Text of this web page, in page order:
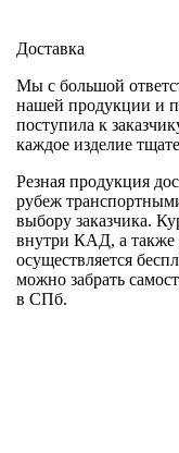
Доставка
Мы с большой
нашей продукции и
поступила к
каждое изделие
Резная продукция
рубеж
выбору заказчика.
внутри КАД, а также
осуществляется
можно забрать
в СПб.